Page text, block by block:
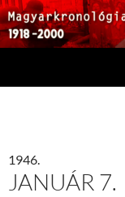
1946.
JANUÁR 7.